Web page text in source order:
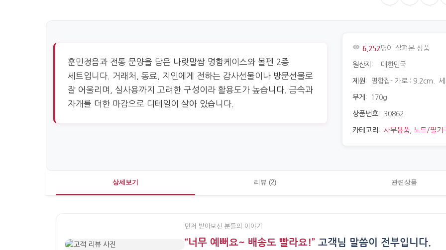
훈민정음과 전통 문양을 담은 나랏말쌈 명함케이스와 볼펜 2종
세트입니다. 거래처, 동료, 지인에게 전하는 감사선물이나 방문선물로
잘 어울리며, 실사용까지 고려한 구성이라 활용도가 높습니다. 금속과
자개를 더한 마감으로 디테일이 살아 있습니다.
6,252 명이 살펴본 상품
원산지: 대한민국
제원: 명함집- 가로 : 9.2cm.
무게: 170g
상품번호: 30862
카테고리: 사무용품 노트/필기
상세보기 리뷰 (2) 관련상품
먼저 받아보신 분들의 이야기
“너무 예뻐요~ 배송도 빨라요!” 고객님 말씀이 전부입니다.